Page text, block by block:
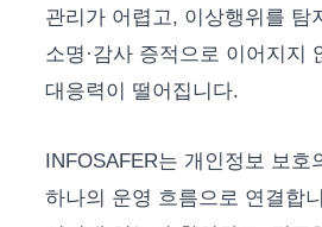
관리가 어렵고, 이상행위를 탐
소명·감사 증적으로 이어지지
대응력이 떨어집니다.
INFOSAFER는 개인정보 보호
하나의 운영 흐름으로 연결합